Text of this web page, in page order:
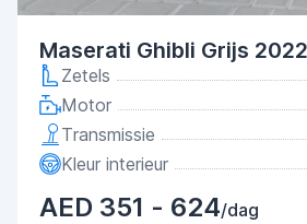
Maserati Ghibli Grijs 2022
Zetels
Motor
Transmissie
Kleur interieur
AED 351 - 624/dag